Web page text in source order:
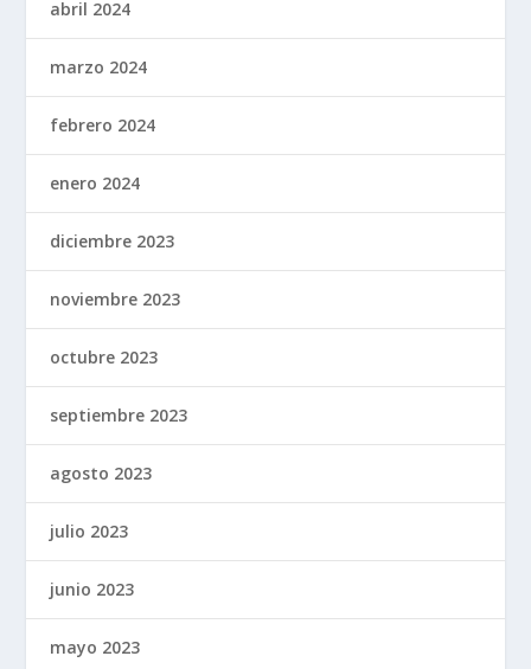
abril 2024
marzo 2024
febrero 2024
enero 2024
diciembre 2023
noviembre 2023
octubre 2023
septiembre 2023
agosto 2023
julio 2023
junio 2023
mayo 2023